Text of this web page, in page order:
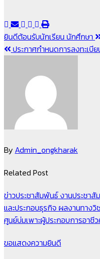
แนะแนว
เรื่อง
ยินดีต้อนรับนักเรียน นักศึกษา
ประกาศกำหนดการลงทะเบี
By Admin_ongkharak
Related Post
ข่าวประชาสัมพันธ์งานประชา
และประกอบธุรกิจ ผลงานทางวิ
ศูนย์บ่มเพาะผู้ประกอบการอาชี
ขอแสดงความยินดี